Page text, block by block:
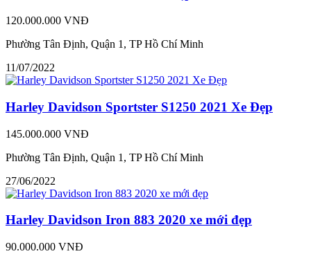
120.000.000 VNĐ
Phường Tân Định, Quận 1, TP Hồ Chí Minh
11/07/2022
Harley Davidson Sportster S1250 2021 Xe Đẹp
145.000.000 VNĐ
Phường Tân Định, Quận 1, TP Hồ Chí Minh
27/06/2022
Harley Davidson Iron 883 2020 xe mới đẹp
90.000.000 VNĐ